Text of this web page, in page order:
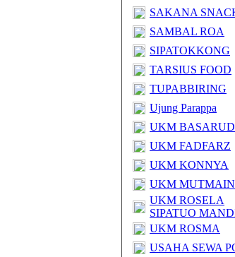
SAKANA
SAMBAL ROA
SIPATOKKONG
TARSIUS FOOD
TUPABBIRING
Ujung Parappa
UKM
UKM FADFARZ
UKM KONNYA
UKM
UKM ROSELA
SIPATUO
UKM ROSMA
USAHA SEWA